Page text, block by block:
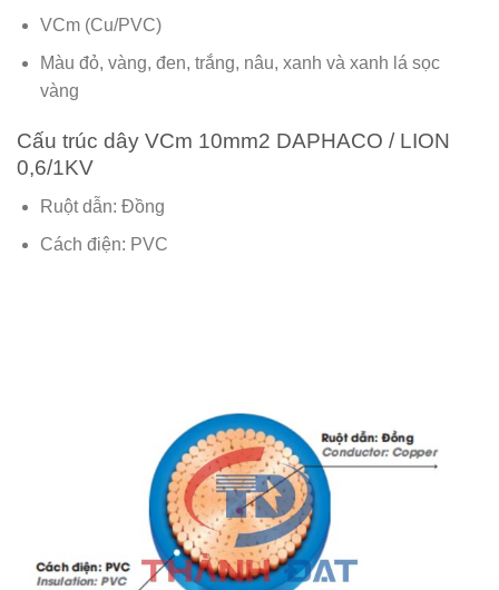
VCm (Cu/PVC)
Màu đỏ, vàng, đen, trắng, nâu, xanh và xanh lá sọc
vàng
Cấu trúc dây VCm 10mm2 DAPHACO / LION
0,6/1KV
Ruột dẫn: Đồng
Cách điện: PVC